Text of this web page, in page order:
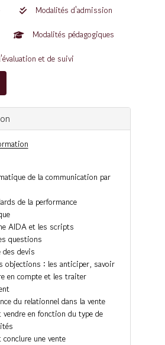
Modalités d'admission
Modalités pédagogiques
et de suivi
de la communication par
de la performance
AIDA et les scripts
questions
des devis
objections : les anticiper, savoir
en compte et les traiter
du relationnel dans la vente
vendre en fonction du type de
une vente